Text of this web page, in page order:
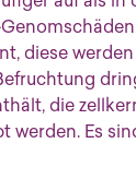
diese
die
werden. Es